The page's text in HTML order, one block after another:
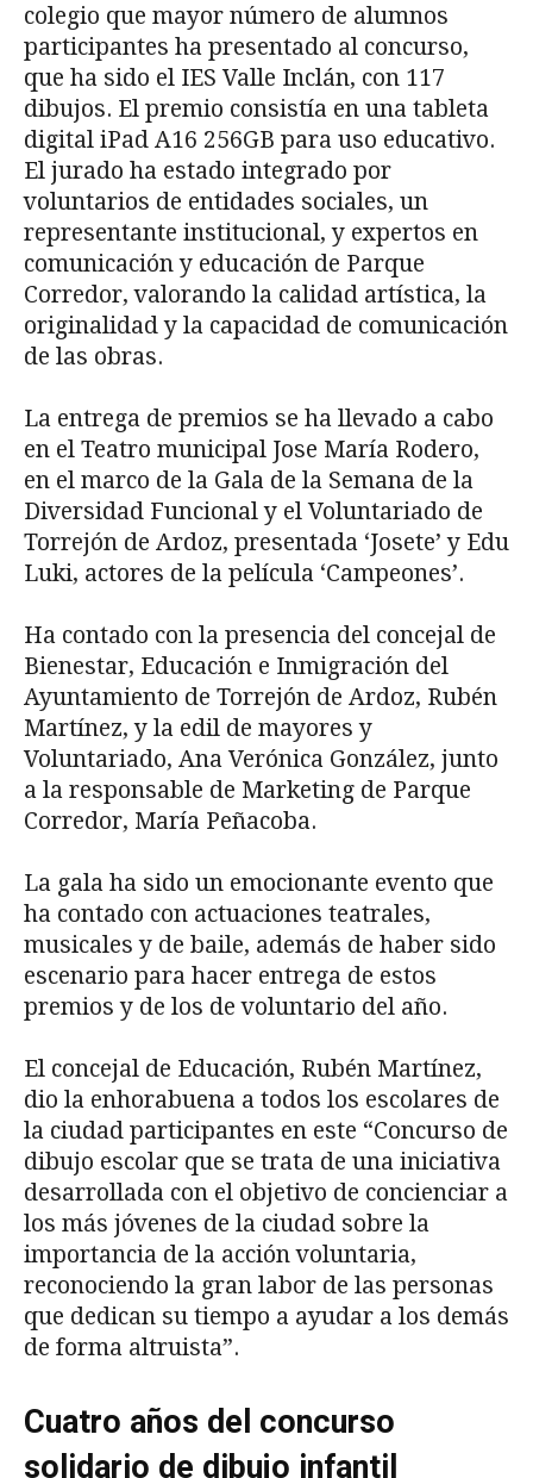
colegio que mayor número de alumnos
participantes ha presentado al concurso,
que ha sido el IES Valle Inclán, con 117
dibujos. El premio consistía en una tableta
digital iPad A16 256GB para uso educativo.
El jurado ha estado integrado por
voluntarios de entidades sociales, un
representante institucional, y expertos en
comunicación y educación de Parque
Corredor, valorando la calidad artística, la
originalidad y la capacidad de comunicación
de las obras.
La entrega de premios se ha llevado a cabo
en el Teatro municipal Jose María Rodero,
en el marco de la Gala de la Semana de la
Diversidad Funcional y el Voluntariado de
Torrejón de Ardoz, presentada ‘Josete’ y Edu
Luki, actores de la película ‘Campeones’.
Ha contado con la presencia del concejal de
Bienestar, Educación e Inmigración del
Ayuntamiento de Torrejón de Ardoz, Rubén
Martínez, y la edil de mayores y
Voluntariado, Ana Verónica González, junto
a la responsable de Marketing de Parque
Corredor, María Peñacoba.
La gala ha sido un emocionante evento que
ha contado con actuaciones teatrales,
musicales y de baile, además de haber sido
escenario para hacer entrega de estos
premios y de los de voluntario del año.
El concejal de Educación, Rubén Martínez,
dio la enhorabuena a todos los escolares de
la ciudad participantes en este “Concurso de
dibujo escolar que se trata de una iniciativa
desarrollada con el objetivo de concienciar a
los más jóvenes de la ciudad sobre la
importancia de la acción voluntaria,
reconociendo la gran labor de las personas
que dedican su tiempo a ayudar a los demás
de forma altruista”.
Cuatro años del concurso
solidario de dibujo infantil